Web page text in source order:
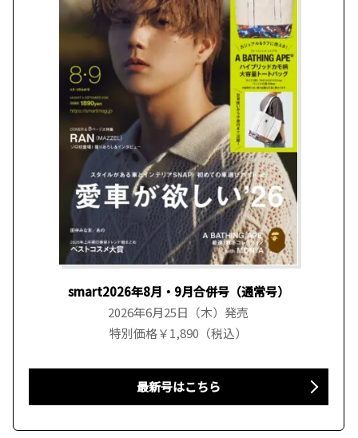
smart2026年8月・9月合併号（通常号）
2026年6月25日（木）発売
特別価格￥1,890（税込）
最新号はこちら